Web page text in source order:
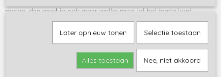
meten, dan weet je ook maar welke maat jet het beste kunt
Ze zijn super zacht, heel comfy om te dragen, en wat vindt je van
Je kan ook nog eens kiezen in welke kleur je de naam op de cap
stars wilt laten bedrukken!
Later opnieuw tonen Selectie toestaan
Alles toestaan Nee, niet akkoord